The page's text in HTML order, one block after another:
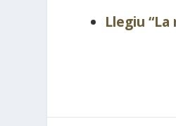
Llegiu